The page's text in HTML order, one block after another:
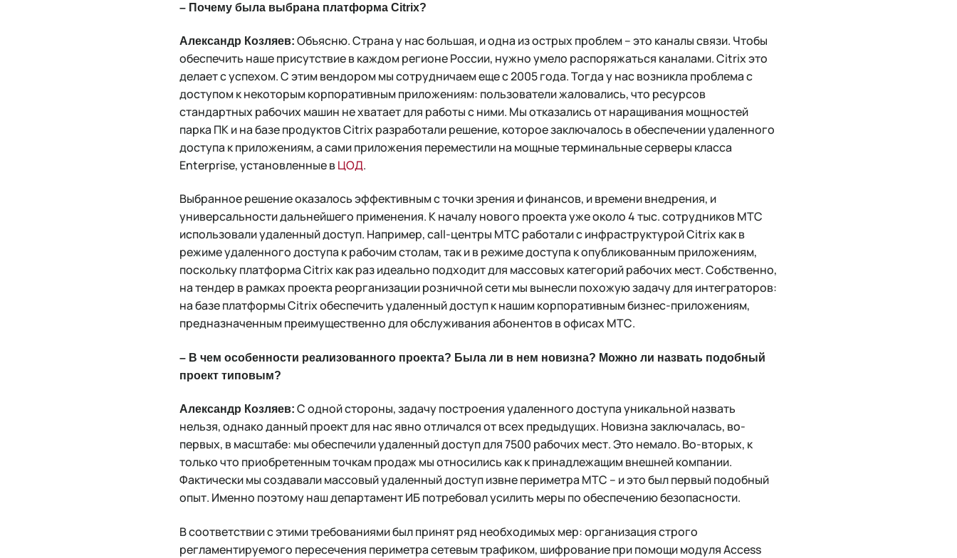
– Почему была выбрана платформа Citrix?
Александр Козляев: Объясню. Страна у нас большая, и одна из острых проблем – это каналы связи. Чтобы
обеспечить наше присутствие в каждом регионе России, нужно умело распоряжаться каналами. Citrix это
делает с успехом. С этим вендором мы сотрудничаем еще с 2005 года. Тогда у нас возникла проблема с
доступом к некоторым корпоративным приложениям: пользователи жаловались, что ресурсов
стандартных рабочих машин не хватает для работы с ними. Мы отказались от наращивания мощностей
парка ПК и на базе продуктов Citrix разработали решение, которое заключалось в обеспечении удаленного
доступа к приложениям, а сами приложения переместили на мощные терминальные серверы класса
Enterprise, установленные вЦОД.
Выбранное решение оказалось эффективным с точки зрения и финансов, и времени внедрения, и
универсальности дальнейшего применения. К началу нового проекта уже около 4 тыс. сотрудников МТС
использовали удаленный доступ. Например, call-центры МТС работали с инфраструктурой Citrix как в
режиме удаленного доступа к рабочим столам, так и в режиме доступа к опубликованным приложениям,
поскольку платформа Citrix как раз идеально подходит для массовых категорий рабочих мест. Собственно,
на тендер в рамках проекта реорганизации розничной сети мы вынесли похожую задачу для интеграторов:
на базе платформы Citrix обеспечить удаленный доступ к нашим корпоративным бизнес-приложениям,
предназначенным преимущественно для обслуживания абонентов в офисах МТС.
– В чем особенности реализованного проекта? Была ли в нем новизна? Можно ли назвать подобный
проект типовым?
Александр Козляев: С одной стороны, задачу построения удаленного доступа уникальной назвать
нельзя, однако данный проект для нас явно отличался от всех предыдущих. Новизна заключалась, во-
первых, в масштабе: мы обеспечили удаленный доступ для 7500 рабочих мест. Это немало. Во-вторых, к
только что приобретенным точкам продаж мы относились как к принадлежащим внешней компании.
Фактически мы создавали массовый удаленный доступ извне периметра МТС – и это был первый подобный
опыт. Именно поэтому наш департамент ИБ потребовал усилить меры по обеспечению безопасности.
В соответствии с этими требованиями был принят ряд необходимых мер: организация строго
регламентируемого пересечения периметра сетевым трафиком, шифрование при помощи модуля Access